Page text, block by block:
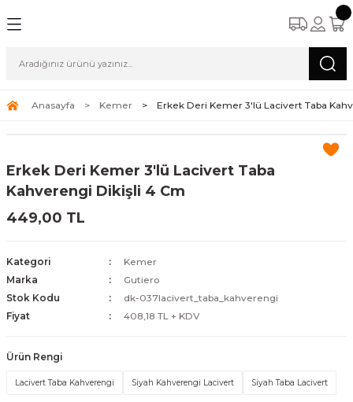
Anasayfa Kemer Erkek Deri Kemer 3'lü Lacivert Taba
Erkek Deri Kemer 3'lü Lacivert Taba
Kahverengi Dikişli 4 Cm
449,00 TL
Kategori
Kemer
Marka
Gutiero
Stok Kodu
dk-037lacivert_taba_kahverengi
Fiyat
408,18 TL + KDV
Ürün Rengi
Lacivert Taba Kahverengi Siyah Kahverengi Lacivert Siyah Taba Lacivert